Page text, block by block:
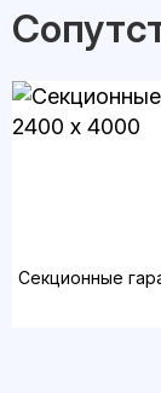
Секционные